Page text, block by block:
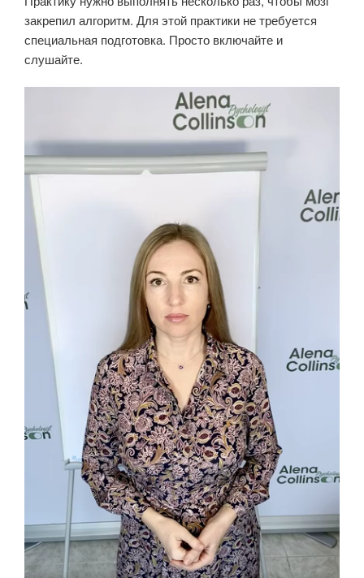
закрепил алгоритм. Для этой практики не требуется
специальная подготовка. Просто включайте и
слушайте.